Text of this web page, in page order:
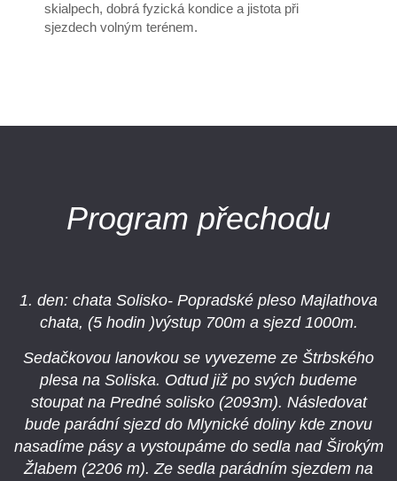
skialpech, dobrá fyzická kondice a jistota při
sjezdech volným terénem.
Program přechodu
1. den: chata Solisko- Popradské pleso Majlathova
chata, (5 hodin )výstup 700m a sjezd 1000m.
Sedačkovou lanovkou se vyvezeme ze Štrbského
plesa na Soliska. Odtud již po svých budeme
stoupat na Predné solisko (2093m). Následovat
bude parádní sjezd do Mlynické doliny kde znovu
nasadíme pásy a vystoupáme do sedla nad Širokým
Žlabem (2206 m). Ze sedla parádním sjezdem na